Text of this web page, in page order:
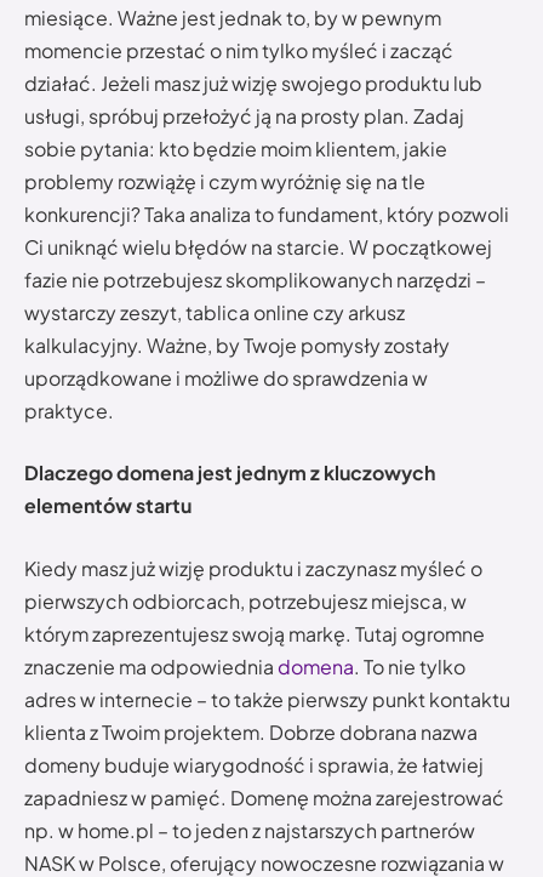
miesiące. Ważne jest jednak to, by w pewnym
momencie przestać o nim tylko myśleć i zacząć
działać. Jeżeli masz już wizję swojego produktu lub
usługi, spróbuj przełożyć ją na prosty plan. Zadaj
sobie pytania: kto będzie moim klientem, jakie
problemy rozwiążę i czym wyróżnię się na tle
konkurencji? Taka analiza to fundament, który pozwoli
Ci uniknąć wielu błędów na starcie. W początkowej
fazie nie potrzebujesz skomplikowanych narzędzi –
wystarczy zeszyt, tablica online czy arkusz
kalkulacyjny. Ważne, by Twoje pomysły zostały
uporządkowane i możliwe do sprawdzenia w
praktyce.
Dlaczego domena jest jednym z kluczowych
elementów startu
Kiedy masz już wizję produktu i zaczynasz myśleć o
pierwszych odbiorcach, potrzebujesz miejsca, w
którym zaprezentujesz swoją markę. Tutaj ogromne
znaczenie ma odpowiednia domena. To nie tylko
adres w internecie – to także pierwszy punkt kontaktu
klienta z Twoim projektem. Dobrze dobrana nazwa
domeny buduje wiarygodność i sprawia, że łatwiej
zapadniesz w pamięć. Domenę można zarejestrować
np. w home.pl – to jeden z najstarszych partnerów
NASK w Polsce, oferujący nowoczesne rozwiązania w